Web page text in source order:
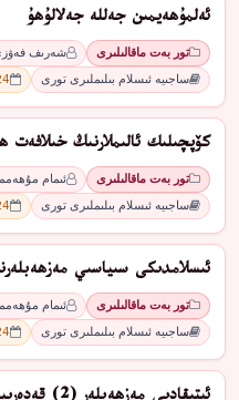
ئەلمۇھەيمىن جەللە جەلالۇھۇ
تور بەت ماقالىلىرى شەرىف
ساجىيە ئىسلام بىلىملىرى تورى
كۆپچىلىك ئالىملارنىڭ
تور بەت ماقالىلىرى ئىمام
ساجىيە ئىسلام بىلىملىرى تورى
ئىسلامدىكى سىياسىي مەزھەبلەرنىڭ
تور بەت ماقالىلىرى ئىمام
ساجىيە ئىسلام بىلىملىرى تورى